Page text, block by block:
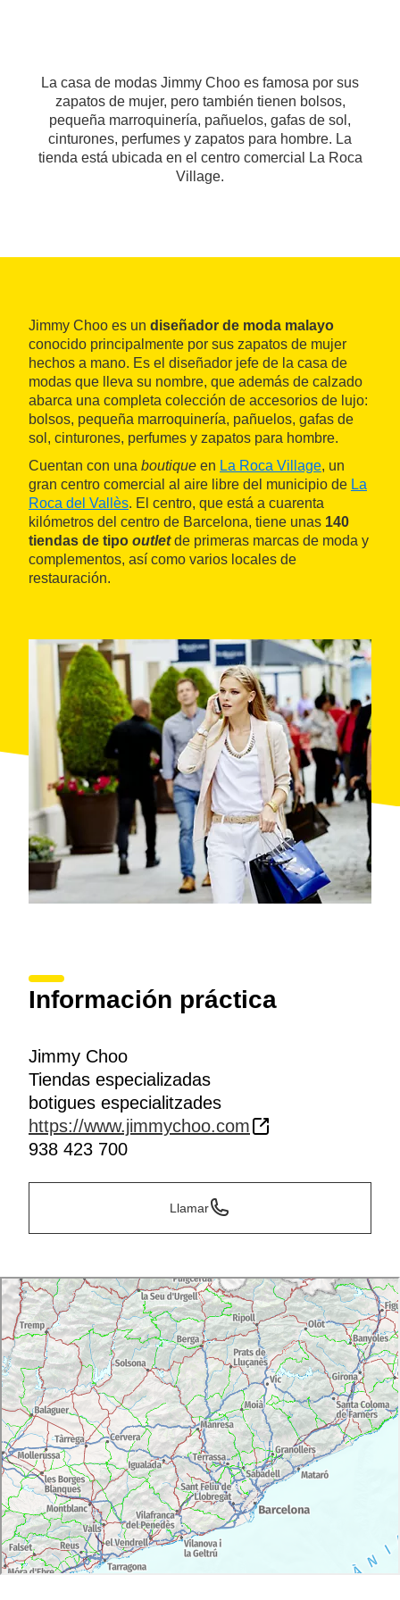
La casa de modas Jimmy Choo es famosa por sus
zapatos de mujer, pero también tienen bolsos,
pequeña marroquinería, pañuelos, gafas de sol,
cinturones, perfumes y zapatos para hombre. La
tienda está ubicada en el centro comercial La Roca
Village.
Jimmy Choo es un diseñador de moda malayo
conocido principalmente por sus zapatos de mujer
hechos a mano. Es el diseñador jefe de la casa de
modas que lleva su nombre, que además de calzado
abarca una completa colección de accesorios de lujo:
bolsos, pequeña marroquinería, pañuelos, gafas de
sol, cinturones, perfumes y zapatos para hombre.
Cuentan con una boutique en La Roca Village, un
gran centro comercial al aire libre del municipio de La
Roca del Vallès. El centro, que está a cuarenta
kilómetros del centro de Barcelona, tiene unas 140
tiendas de tipo outletde primeras marcas de moda y
complementos, así como varios locales de
restauración.
Información práctica
Jimmy Choo
Tiendas especializadas
botigues especialitzades
https://www.jimmychoo.com
938 423 700
Llamar